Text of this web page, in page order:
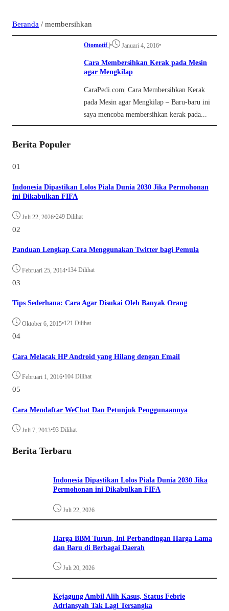
Beranda / membersihkan
Otomotif • Januari 4, 2016•
Cara Membersihkan Kerak pada Mesin
agar Mengkilap
CaraPedi.com| Cara Membersihkan Kerak
pada Mesin agar Mengkilap – Baru-baru ini
saya mencoba membersihkan kerak pada...
Berita Populer
01
Indonesia Dipastikan Lolos Piala Dunia 2030 Jika Permohonan
ini Dikabulkan FIFA
Juli 22, 2026•249 Dilihat
02
Panduan Lengkap Cara Menggunakan Twitter bagi Pemula
Februari 25, 2014•134 Dilihat
03
Tips Sederhana: Cara Agar Disukai Oleh Banyak Orang
Oktober 6, 2015•121 Dilihat
04
Cara Melacak HP Android yang Hilang dengan Email
Februari 1, 2016•104 Dilihat
05
Cara Mendaftar WeChat Dan Petunjuk Penggunaannya
Juli 7, 2013•93 Dilihat
Berita Terbaru
Indonesia Dipastikan Lolos Piala Dunia 2030 Jika
Permohonan ini Dikabulkan FIFA
Juli 22, 2026
Harga BBM Turun, Ini Perbandingan Harga Lama
dan Baru di Berbagai Daerah
Juli 20, 2026
Kejagung Ambil Alih Kasus, Status Febrie
Adriansyah Tak Lagi Tersangka